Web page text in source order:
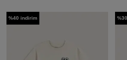
%40 indirim